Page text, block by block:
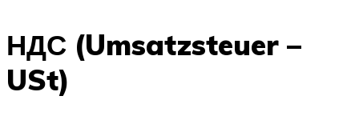
НДС (Umsatzsteuer –
USt)